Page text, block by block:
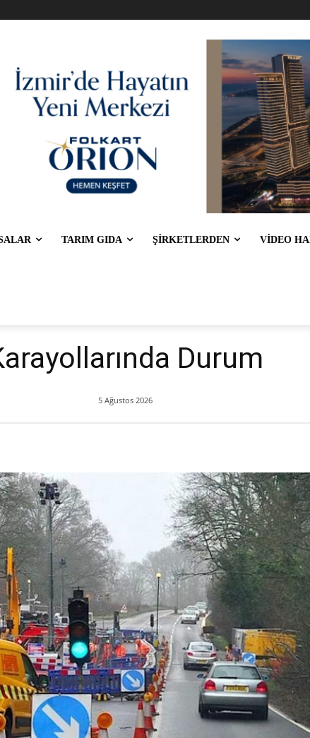
TARIM GIDA ŞİRKETLERDEN VİDEO
Durum
5 Ağustos 2026